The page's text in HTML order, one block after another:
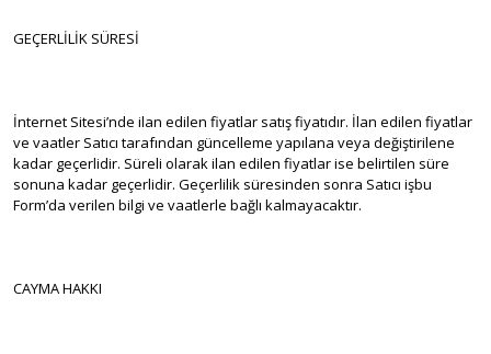
GEÇERLİLİK SÜRESİ
İnternet Sitesi’nde ilan edilen fiyatlar satış fiyatıdır. İlan edilen fiyatlar
ve vaatler Satıcı tarafından güncelleme yapılana veya değiştirilene
kadar geçerlidir. Süreli olarak ilan edilen fiyatlar ise belirtilen süre
sonuna kadar geçerlidir. Geçerlilik süresinden sonra Satıcı işbu
Form’da verilen bilgi ve vaatlerle bağlı kalmayacaktır.
CAYMA HAKKI